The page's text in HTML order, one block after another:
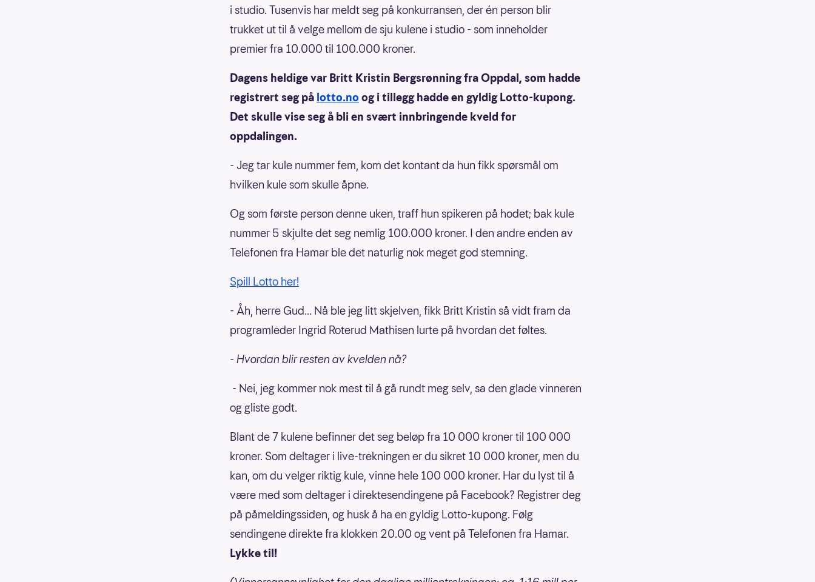
i studio. Tusenvis har meldt seg på konkurransen, der én person blir
trukket ut til å velge mellom de sju kulene i studio - som inneholder
premier fra 10.000 til 100.000 kroner.
Dagens heldige var Britt Kristin Bergsrønning fra Oppdal, som hadde
registrert seg på lotto.no og i tillegg hadde en gyldig Lotto-kupong.
Det skulle vise seg å bli en svært innbringende kveld for
oppdalingen.
- Jeg tar kule nummer fem, kom det kontant da hun fikk spørsmål om
hvilken kule som skulle åpne.
Og som første person denne uken, traff hun spikeren på hodet; bak kule
nummer 5 skjulte det seg nemlig 100.000 kroner. I den andre enden av
Telefonen fra Hamar ble det naturlig nok meget god stemning.
Spill Lotto her!
- Åh, herre Gud... Nå ble jeg litt skjelven, fikk Britt Kristin så vidt fram da
programleder Ingrid Roterud Mathisen lurte på hvordan det føltes.
- Hvordan blir resten av kvelden nå?
- Nei, jeg kommer nok mest til å gå rundt meg selv, sa den glade vinneren
og gliste godt.
Blant de 7 kulene befinner det seg beløp fra 10 000 kroner til 100 000
kroner. Som deltager i live-trekningen er du sikret 10 000 kroner, men du
kan, om du velger riktig kule, vinne hele 100 000 kroner. Har du lyst til å
være med som deltager i direktesendingene på Facebook? Registrer deg
på påmeldingssiden, og husk å ha en gyldig Lotto-kupong. Følg
sendingene direkte fra klokken 20.00 og vent på Telefonen fra Hamar.
Lykke til!